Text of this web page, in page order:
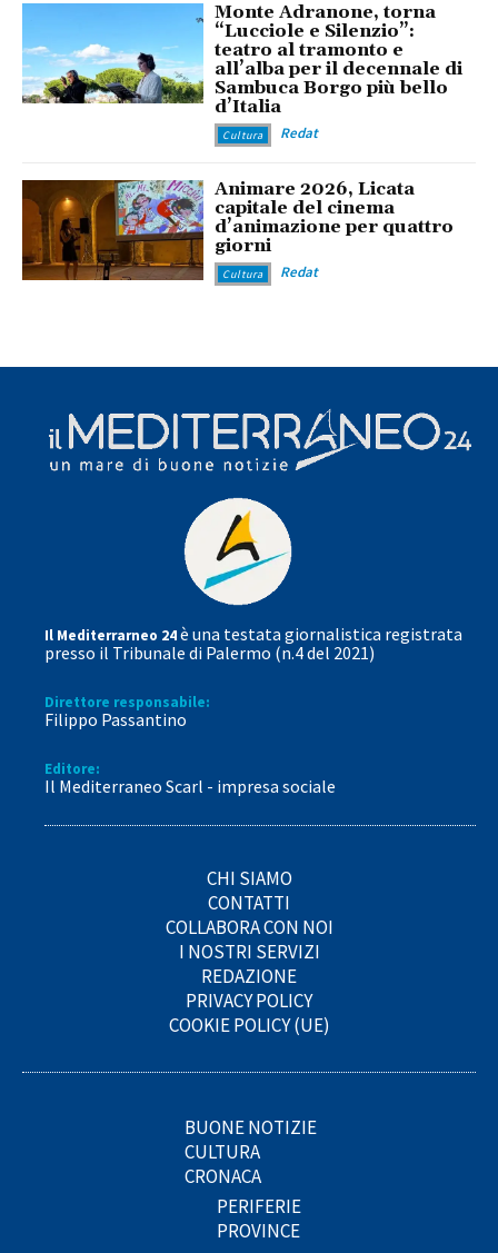
Monte Adranone, torna
“Lucciole e Silenzio”:
teatro al tramonto e
all’alba per il decennale di
Sambuca Borgo più bello
d’Italia
Cultura Redat
Animare 2026, Licata
capitale del cinema
d’animazione per quattro
giorni
Cultura Redat
Il Mediterrarneo 24è una testata giornalistica registrata
presso il Tribunale di Palermo (n.4 del 2021)
Direttore responsabile:
Filippo Passantino
Editore:
Il Mediterraneo Scarl - impresa sociale
CHI SIAMO
CONTATTI
COLLABORA CON NOI
I NOSTRI SERVIZI
REDAZIONE
PRIVACY POLICY
COOKIE POLICY (UE)
BUONE NOTIZIE
CULTURA
CRONACA
PERIFERIE
PROVINCE